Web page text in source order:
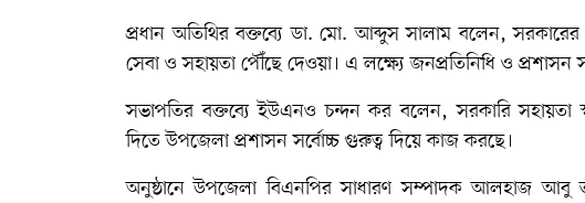
প্রধান অতিথির বক্তব্যে ডা. মো. আব্দুস সালাম বলেন,
সেবা ও সহায়তা পৌঁছে দেওয়া। এ লক্ষ্যে জনপ্রতিনিধি ও প্রশাসন
সভাপতির বক্তব্যে ইউএনও চন্দন কর বলেন, সরকারি সহায়তা
দিতে উপজেলা প্রশাসন সর্বোচ্চ গুরুত্ব দিয়ে কাজ করছে।
অনুষ্ঠানে উপজেলা বিএনপির সাধারণ সম্পাদক আলহাজ আবু